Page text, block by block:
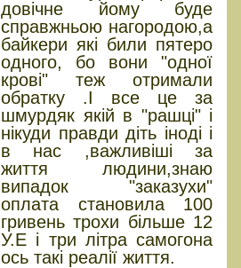
довічне йому буде
справжньою нагородою,а
байкери які били пятеро
одного, бо вони "одної
крові" теж отримали
обратку .І все це за
шмурдяк якій в "рашці" і
нікуди правди діть іноді і
в нас ,важливіші за
життя людини,знаю
випадок "заказухи"
оплата становила 100
гривень трохи більше 12
У.Е і три літра самогона
ось такі реалії життя.